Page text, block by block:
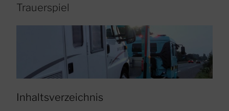
Trauerspiel
Inhaltsverzeichnis